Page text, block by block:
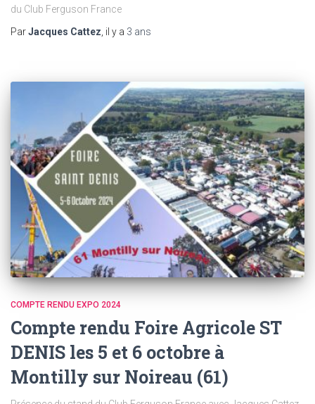
du Club Ferguson France
ParJacques Cattez , il y a 3 ans
COMPTE RENDU EXPO 2024
Compte rendu Foire Agricole ST
DENIS les 5 et 6 octobre à
Montilly sur Noireau (61)